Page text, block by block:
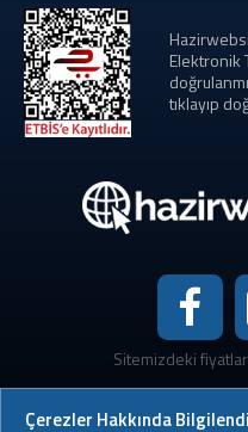
Elektronik
tıklayıp
Sitemizdeki
Hazirwebsitem.net © bir
Çerezler Hakkında